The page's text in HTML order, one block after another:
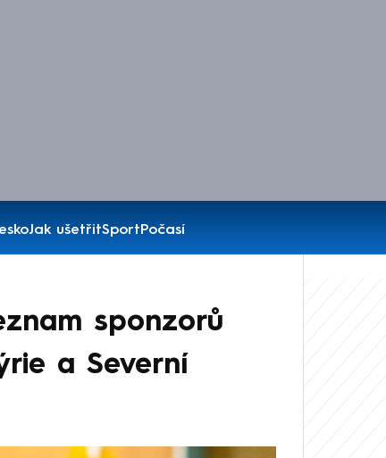
Jak ušetřitSportPočasí
sponzorů
a Severní